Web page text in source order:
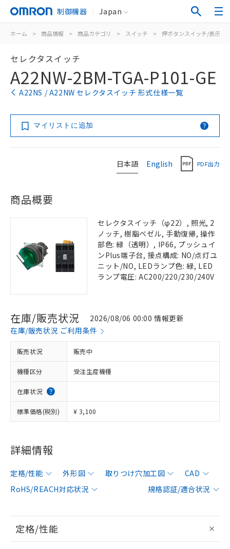
制御機器 Japan
ホーム > 商品情報 > 商品カテゴリ > スイッチ > 押ボタンスイッチ/表示灯
セレクタスイッチ
A22NW-2BM-TGA-P101-GE
A22NS / A22NW セレクタスイッチ 形式仕様一覧
マイリストに追加
日本語 English PDF出力
商品概要
セレクタスイッチ（φ22）, 照光, 2
ノッチ, 樹脂ベゼル, 手動復帰, 操作
部色: 緑（透明）, IP66, プッシュイ
ンPlus端子台, 接点構成: NO/点灯ユ
ニット/NO, LEDランプ色: 緑, LED
ランプ電圧: AC200/220/230/240V
在庫/販売状況
2026/08/06 00:00 情報更新
在庫/販売状況 ご利用条件
販売状況 販売中
機種区分 受注生産機種
在庫状況
標準価格(税別) ¥ 3,100
詳細情報
定格/性能 外形図 取りつけ穴加工図
CAD
RoHS/REACH対応状況
規格認証/適合状況
定格/性能